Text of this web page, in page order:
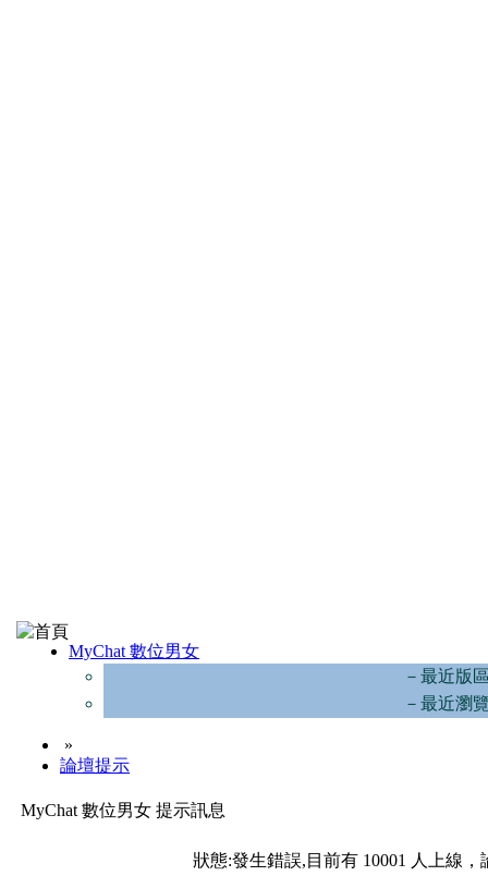
MyChat 數位男女
－最近版
－最近瀏
»
論壇提示
MyChat 數位男女 提示訊息
狀態:發生錯誤,目前有 10001 人上線